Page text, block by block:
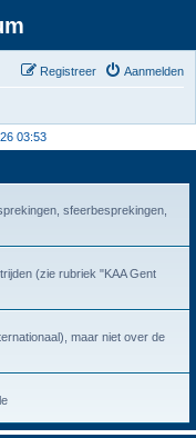
Aanmelden
Registreer
03:53
sfeerbesprekingen,
(zie rubriek "KAA Gent
maar niet over de